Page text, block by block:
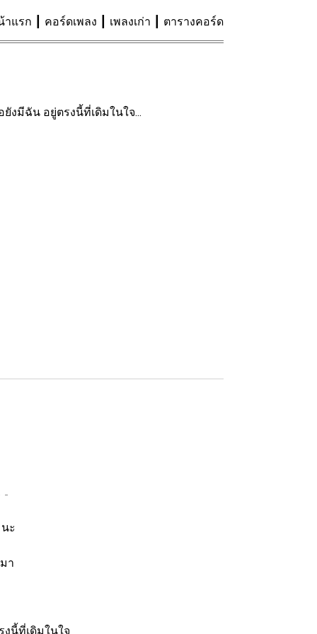
าแรก คอร์ดเพลง เพลงเก่า ตารางคอร์ด
งมีฉัน อยู่ตรงนี้ที่เดิมในใจ...
ะ
า
นี้ที่เดิมในใจ